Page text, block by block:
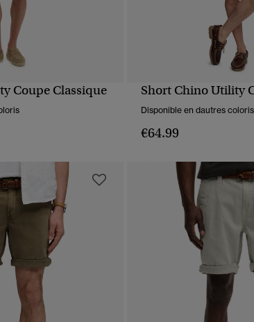
RAPIDE
Coupe Classique
APERÇU
Short Chino Utility
Disponible en dautres coloris
€64.99